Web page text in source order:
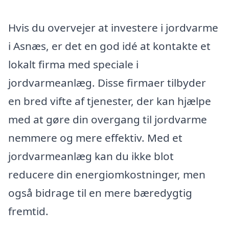
Hvis du overvejer at investere i jordvarme
i Asnæs, er det en god idé at kontakte et
lokalt firma med speciale i
jordvarmeanlæg. Disse firmaer tilbyder
en bred vifte af tjenester, der kan hjælpe
med at gøre din overgang til jordvarme
nemmere og mere effektiv. Med et
jordvarmeanlæg kan du ikke blot
reducere din energiomkostninger, men
også bidrage til en mere bæredygtig
fremtid.